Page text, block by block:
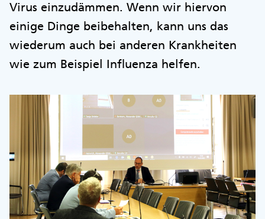
Virus einzudämmen. Wenn wir hiervon
einige Dinge beibehalten, kann uns das
wiederum auch bei anderen Krankheiten
wie zum Beispiel Influenza helfen.